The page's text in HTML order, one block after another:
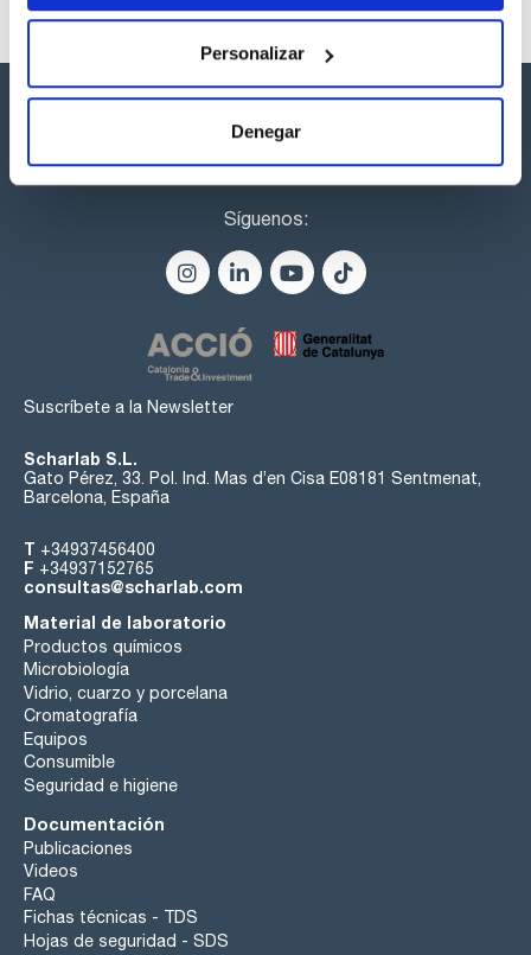
Personalizar
Denegar
Síguenos:
Suscríbete a la Newsletter
Scharlab S.L.
Gato Pérez, 33. Pol. Ind. Mas d’en Cisa E08181 Sentmenat,
Barcelona, España
T +34937456400
F +34937152765
consultas@scharlab.com
Material de laboratorio
Productos químicos
Microbiología
Vidrio, cuarzo y porcelana
Cromatografía
Equipos
Consumible
Seguridad e higiene
Documentación
Publicaciones
Videos
FAQ
Fichas técnicas - TDS
Hojas de seguridad - SDS